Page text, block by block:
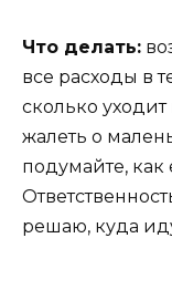
Что делать:
все расходы в
сколько
жалеть о
подумайте, как
решаю, куда